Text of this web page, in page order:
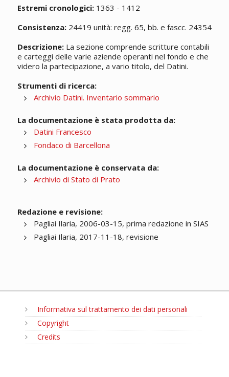
Estremi cronologici:1363 - 1412
Consistenza:24419 unità: regg. 65, bb. e fascc. 24354
Descrizione:La sezione comprende scritture contabili
e carteggi delle varie aziende operanti nel fondo e che
videro la partecipazione, a vario titolo, del Datini.
Strumenti di ricerca:
Archivio Datini. Inventario sommario
La documentazione è stata prodotta da:
Datini Francesco
Fondaco di Barcellona
La documentazione è conservata da:
Archivio di Stato di Prato
Redazione e revisione:
Pagliai Ilaria, 2006-03-15, prima redazione in SIAS
Pagliai Ilaria, 2017-11-18, revisione
Informativa sul trattamento dei dati personali
Copyright
Credits